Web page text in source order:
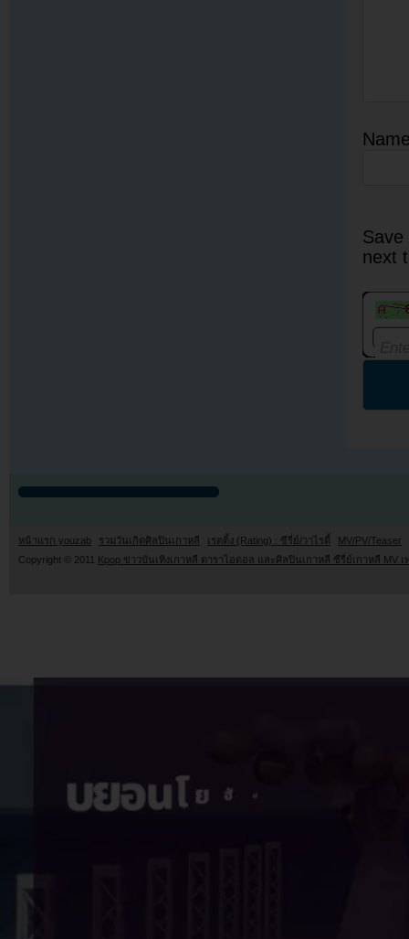
next
หน้าแรก youzab รวมวันเกิดศิลปินเกาหลี เรตติ้ง (Rating) : ซีรี่ย์/วาไรตี้
MV/PV/Teaser
Copyright © 2011 Kpop ข่าวบันเทิงเกาหลี ดาราไอดอล และศิลปินเกาหลี ซีรี่ย์เกาหลี MV